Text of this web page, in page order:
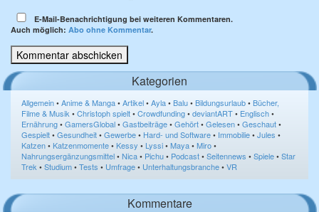
E-Mail-Benachrichtigung bei weiteren Kommentaren.
Auch möglich: Abo ohne Kommentar.
Kategorien
Allgemein•Anime & Manga•Artikel•Ayla•Balu•Bildungsurlaub•Bücher,
Filme & Musik •Christoph spielt•Crowdfunding•deviantART• Englisch•
Ernährung•GamersGlobal•Gastbeiträge•Gehört•Gelesen•Geschaut•
Gespielt•Gesundheit•Gewerbe• Hard- und Software• Immobilie•Jules •
Katzen•Katzenmomente•Kessy • Lyssi•Maya•Miro•
Nahrungsergänzungsmittel•Nica• Pichu• Podcast•Seitennews •Spiele•Star
Trek •Studium•Tests • Umfrage• Unterhaltungsbranche•VR
Kommentare